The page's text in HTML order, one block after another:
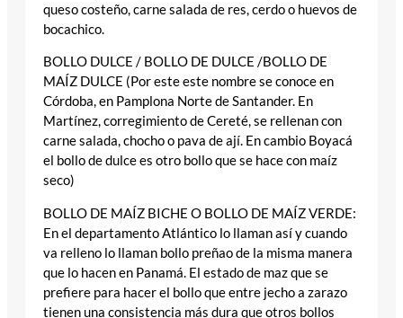
queso costeño, carne salada de res, cerdo o huevos de
bocachico.
BOLLO DULCE / BOLLO DE DULCE /BOLLO DE
MAÍZ DULCE (Por este este nombre se conoce en
Córdoba, en Pamplona Norte de Santander. En
Martínez, corregimiento de Cereté, se rellenan con
carne salada, chocho o pava de ají. En cambio Boyacá
el bollo de dulce es otro bollo que se hace con maíz
seco)
BOLLO DE MAÍZ BICHE O BOLLO DE MAÍZ VERDE:
En el departamento Atlántico lo llaman así y cuando
va relleno lo llaman bollo preñao de la misma manera
que lo hacen en Panamá. El estado de maz que se
prefiere para hacer el bollo que entre jecho a zarazo
tienen una consistencia más dura que otros bollos